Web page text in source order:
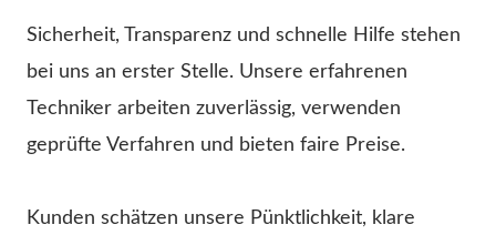
Sicherheit, Transparenz und schnelle Hilfe stehen
bei uns an erster Stelle. Unsere erfahrenen
Techniker arbeiten zuverlässig, verwenden
geprüfte Verfahren und bieten faire Preise.
Kunden schätzen unsere Pünktlichkeit, klare